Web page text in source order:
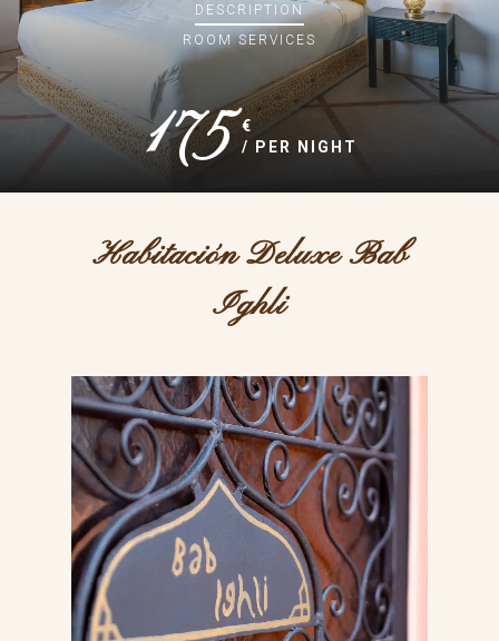
DESCRIPTION
ROOMSERVICES
175
€
/ PER NIGHT
Habitación Deluxe Bab
Ighli